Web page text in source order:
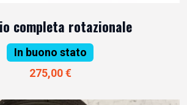
completa rotazionale
In buono stato
275,00 €